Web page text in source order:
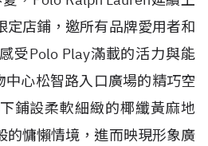
定店鋪，邀所有品牌愛用者和
受Polo Play滿載的活力與能
心松智路入口廣場的精巧空
鋪設柔軟細緻的椰纖黃麻地
的慵懶情境，進而映現形象廣